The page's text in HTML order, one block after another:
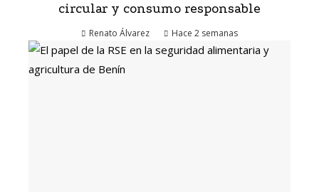
circular y consumo responsable
Renato Álvarez Hace 2 semanas